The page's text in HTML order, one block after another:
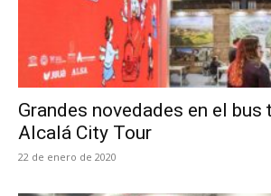
Grandes novedades en el
Alcalá City Tour
22 de enero de 2020